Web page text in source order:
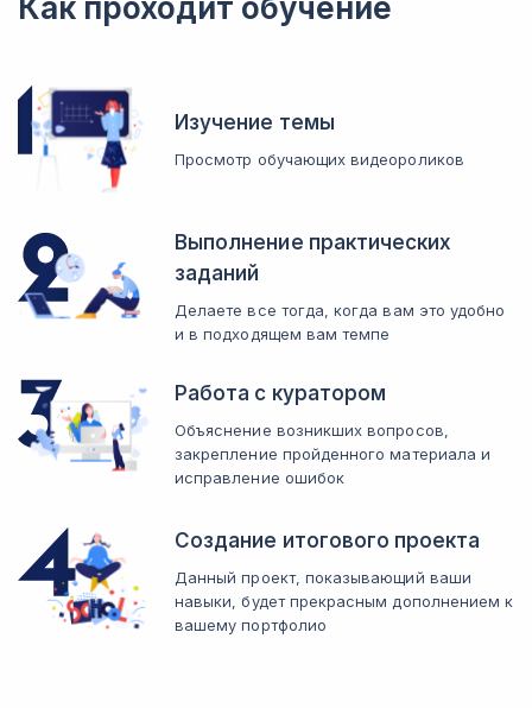
Как проходит обучение
Изучение темы
Просмотр обучающих видеороликов
Выполнение практических
заданий
Делаете все тогда, когда вам это удобно
и в подходящем вам темпе
Работа с куратором
Объяснение возникших вопросов,
закрепление пройденного материала и
исправление ошибок
Создание итогового проекта
Данный проект, показывающий ваши
навыки, будет прекрасным дополнением к
вашему портфолио